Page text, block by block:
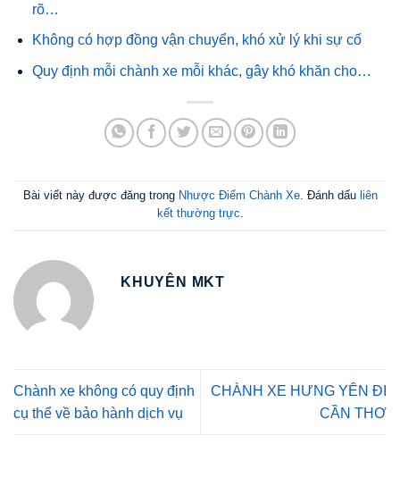
rõ…
Không có hợp đồng vận chuyển, khó xử lý khi sự cố
Quy định mỗi chành xe mỗi khác, gây khó khăn cho…
Bài viết này được đăng trong Nhược Điểm Chành Xe. Đánh dấu liên
kết thường trực.
KHUYÊN MKT
Chành xe không có quy định
cụ thể về bảo hành dịch vụ
CHÀNH XE HƯNG YÊN ĐI
CẦN THƠ